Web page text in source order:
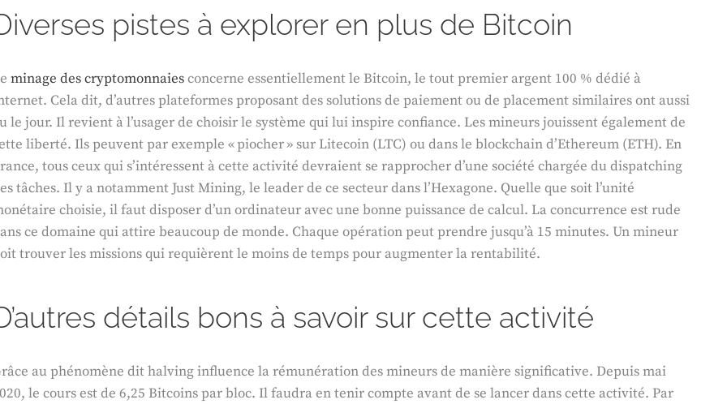
pistes à explorer en plus de Bitcoin
minage des cryptomonnaiesconcerne essentiellement le Bitcoin, le tout premier argent 100 % dédié à
Cela dit, d’autres plateformes proposant des solutions de paiement ou de placement similaires ont aussi
le jour. Il revient à l’usager de choisir le système qui lui inspire confiance. Les mineurs jouissent également de
liberté. Ils peuvent par exemple « piocher » sur Litecoin (LTC) ou dans le blockchain d’Ethereum (ETH). En
tous ceux qui s’intéressent à cette activité devraient se rapprocher d’une société chargée du dispatching
tâches. Il y a notamment Just Mining, le leader de ce secteur dans l’Hexagone. Quelle que soit l’unité
choisie, il faut disposer d’un ordinateur avec une bonne puissance de calcul. La concurrence est rude
ce domaine qui attire beaucoup de monde. Chaque opération peut prendre jusqu’à 15 minutes. Un mineur
trouver les missions qui requièrent le moins de temps pour augmenter la rentabilité.
détails bons à savoir sur cette activité
au phénomène dit halving influence la rémunération des mineurs de manière significative. Depuis mai
le cours est de 6,25 Bitcoins par bloc. Il faudra en tenir compte avant de se lancer dans cette activité. Par